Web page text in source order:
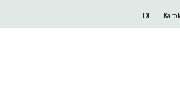
DE Karok